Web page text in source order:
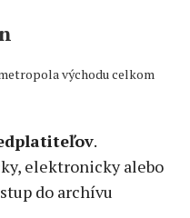
východu celkom
.
elektronicky alebo
do archívu